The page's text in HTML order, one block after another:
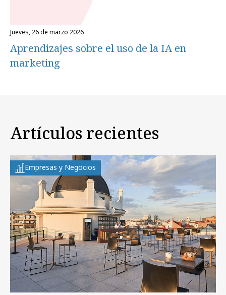
jueves, 26 de marzo 2026
Aprendizajes sobre el uso de la IA en
marketing
Artículos recientes
Empresas y Negocios